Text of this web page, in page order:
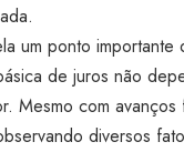
um ponto importante
de juros não
Mesmo com
diversos